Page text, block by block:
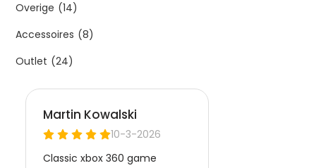
Overige (14)
Accessoires (8)
Outlet (24)